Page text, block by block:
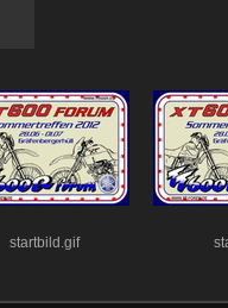
startbild.gif